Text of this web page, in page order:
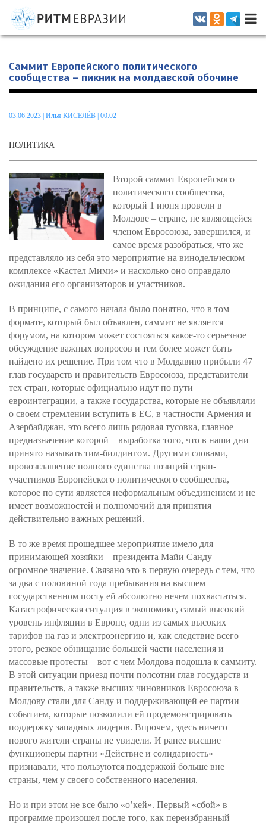
Информационно-аналитическое издание, посвященное актуальным
проблемам интеграции на постсоветском пространстве
Саммит Европейского политического
сообщества – пикник на молдавской обочине
03.06.2023 Илья КИСЕЛЁВ | 00.02
ПОЛИТИКА
Второй саммит Европейского
политического сообщества,
который 1 июня провели в
Молдове – стране, не являющейся
членом Евросоюза, завершился, и
самое время разобраться, что же
представляло из себя это мероприятие на винодельческом
комплексе «Кастел Мими» и насколько оно оправдало
ожидания его организаторов и участников.
В принципе, с самого начала было понятно, что в том
формате, который был объявлен, саммит не является
форумом, на котором может состояться какое-то серьезное
обсуждение важных вопросов и тем более может быть
найдено их решение. При том что в Молдавию прибыли 47
глав государств и правительств Евросоюза, представители
тех стран, которые официально идут по пути
евроинтеграции, а также государства, которые не объявляли
о своем стремлении вступить в ЕС, в частности Армения и
Азербайджан, это всего лишь рядовая тусовка, главное
предназначение которой – выработка того, что в наши дни
принято называть тим-билдингом. Другими словами,
провозглашение полного единства позиций стран-
участников Европейского политического сообщества,
которое по сути является неформальным объединением и не
имеет возможностей и полномочий для принятия
действительно важных решений.
В то же время прошедшее мероприятие имело для
принимающей хозяйки – президента Майи Санду –
огромное значение. Связано это в первую очередь с тем, что
за два с половиной года пребывания на высшем
государственном посту ей абсолютно нечем похвастаться.
Катастрофическая ситуация в экономике, самый высокий
уровень инфляции в Европе, одни из самых высоких
тарифов на газ и электроэнергию и, как следствие всего
этого, резкое обнищание большей части населения и
массовые протесты – вот с чем Молдова подошла к саммиту.
В этой ситуации приезд почти полсотни глав государств и
правительств, а также высших чиновников Евросоюза в
Молдову стали для Санду и поддерживающей ее партии
событием, которые позволили ей продемонстрировать
поддержку западных лидеров. Впрочем, здесь ничего
нового жители страны не увидели. И ранее высшие
функционеры партии «Действие и солидарность»
признавали, что пользуются поддержкой больше вне
страны, чем у своего собственного населения.
Но и при этом не все было «о’кей». Первый «сбой» в
программе произошел после того, как переизбранный